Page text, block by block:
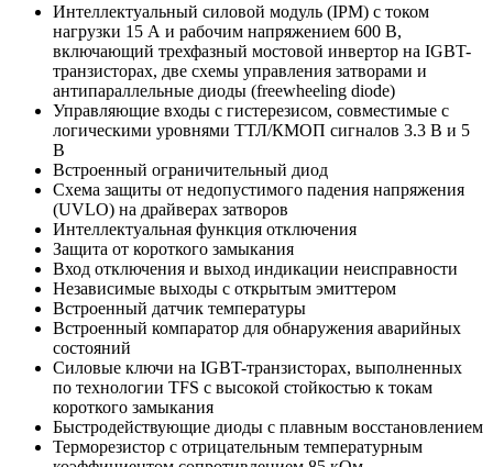
Интеллектуальный силовой модуль (IPM) с током
нагрузки 15 А и рабочим напряжением 600 В,
включающий трехфазный мостовой инвертор на IGBT-
транзисторах, две схемы управления затворами и
антипараллельные диоды (freewheeling diode)
Управляющие входы с гистерезисом, совместимые с
логическими уровнями ТТЛ/КМОП сигналов 3.3 В и 5
В
Встроенный ограничительный диод
Схема защиты от недопустимого падения напряжения
(UVLO) на драйверах затворов
Интеллектуальная функция отключения
Защита от короткого замыкания
Вход отключения и выход индикации неисправности
Независимые выходы с открытым эмиттером
Встроенный датчик температуры
Встроенный компаратор для обнаружения аварийных
состояний
Силовые ключи на IGBT-транзисторах, выполненных
по технологии TFS с высокой стойкостью к токам
короткого замыкания
Быстродействующие диоды с плавным восстановлением
Терморезистор с отрицательным температурным